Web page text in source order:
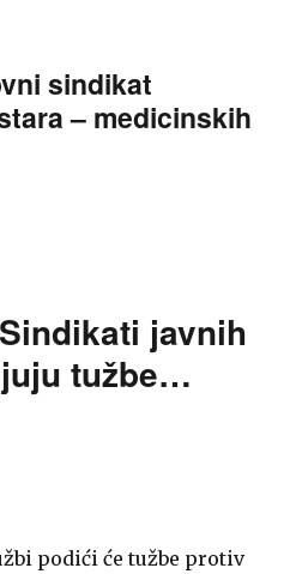
sindikat
– medicinskih
javnih
tužbe…
podići će tužbe protiv